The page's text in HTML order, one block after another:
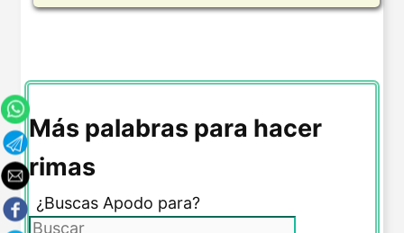
Más palabras para hacer
rimas
¿Buscas Apodo para?